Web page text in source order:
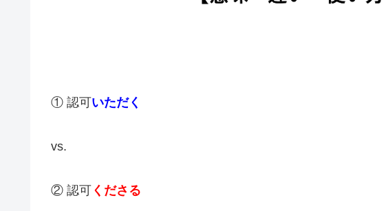
① 認可いただく
vs.
② 認可 くださる